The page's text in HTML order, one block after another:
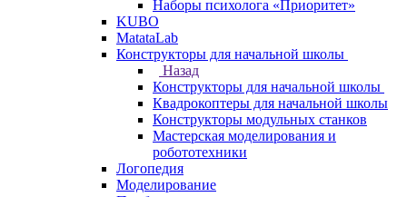
Наборы психолога «Приоритет»
KUBO
MatataLab
Конструкторы для начальной школы
Назад
Конструкторы для начальной школы
Квадрокоптеры для начальной школы
Конструкторы модульных станков
Мастерская моделирования и
робототехники
Логопедия
Моделирование